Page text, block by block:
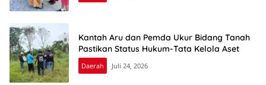
Kantah Aru dan Pemda Ukur Bidang Tanah
Pastikan Status Hukum-Tata Kelola Aset
Daerah Juli 24, 2026